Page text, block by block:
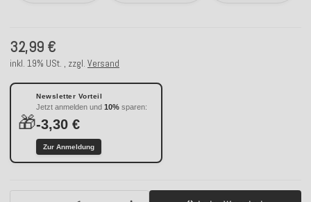
32,99 €
inkl. 19% USt. , zzgl. Versand
🎁
Newsletter Vorteil
Jetzt anmelden und 10% sparen:
-3,30 €
Zur Anmeldung